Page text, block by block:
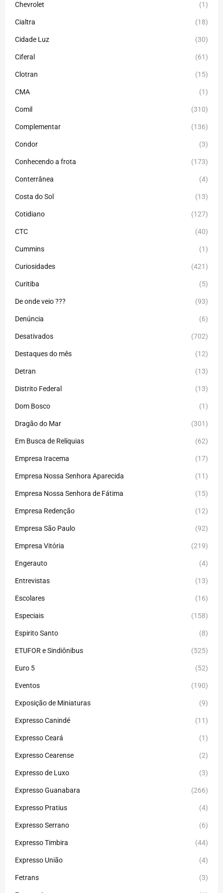
Chevrolet (1)
Cialtra (18)
Cidade Luz (30)
Ciferal (61)
Clotran (15)
CMA (1)
Comil (310)
Complementar (136)
Condor (3)
Conhecendo a frota (173)
Conterrânea (4)
Costa do Sol (13)
Cotidiano (127)
CTC (40)
Cummins (1)
Curiosidades (421)
Curitiba (5)
De onde veio ??? (93)
Denúncia (6)
Desativados (702)
Destaques do mês (12)
Detran (13)
Distrito Federal (13)
Dom Bosco (1)
Dragão do Mar (301)
Em Busca de Relíquias (62)
Empresa Iracema (17)
Empresa Nossa Senhora Aparecida (11)
Empresa Nossa Senhora de Fátima (15)
Empresa Redenção (12)
Empresa São Paulo (92)
Empresa Vitória (219)
Engerauto (4)
Entrevistas (13)
Escolares (16)
Especiais (158)
Espirito Santo (8)
ETUFOR e Sindiônibus (525)
Euro 5 (52)
Eventos (190)
Exposição de Miniaturas (9)
Expresso Canindé (11)
Expresso Ceará (1)
Expresso Cearense (2)
Expresso de Luxo (3)
Expresso Guanabara (266)
Expresso Pratius (4)
Expresso Serrano (6)
Expresso Timbira (44)
Expresso União (4)
Fetrans (3)